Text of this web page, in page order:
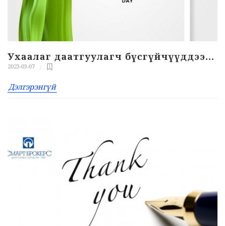
Ухаалаг даатгуулагч бүсгүйчүүддээ...
2023-03-07
Дэлгэрэнгүй